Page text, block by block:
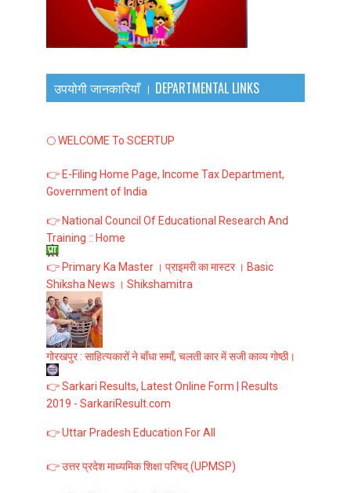
उपयोगी जानकारियाँ । DEPARTMENTAL LINKS
🌕 WELCOME To SCERTUP
👉 E-Filing Home Page, Income Tax Department,
Government of India
👉 National Council Of Educational Research And
Training :: Home
👉 Primary Ka Master । प्राइमरी का मास्टर । Basic
Shiksha News । Shikshamitra
गोरखपुर : साहित्यकारों ने बाँधा समाँ, चलती कार में सजी काव्य गोष्ठी।
👉 Sarkari Results, Latest Online Form | Results
2019 - SarkariResult.com
👉 Uttar Pradesh Education For All
👉 उत्तर प्रदेश माध्यमिक शिक्षा परिषद् (UPMSP)